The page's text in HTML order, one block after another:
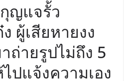
ญแจรั้ว
ผู้เสียหายงง
ถ่ายรูปไม่ถึง 5
ปแจ้งความเอง